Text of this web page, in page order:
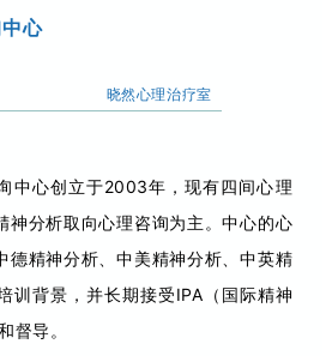
心
心理治疗室
中心创立于2003年，现有四间心理
神分析取向心理咨询为主。中心的心
德精神分析、中美精神分析、中英精
训背景，并长期接受IPA（国际精神
督导。